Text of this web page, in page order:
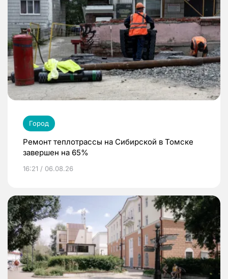
Город
Ремонт теплотрассы на Сибирской в Томске
завершен на 65%
16:21 / 06.08.26